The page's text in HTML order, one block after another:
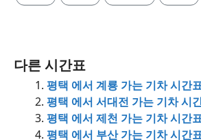
다른 시간표
평택 에서 계룡 가는 기차 시간
평택 에서 서대전 가는 기차 시
평택 에서 제천 가는 기차 시간
평택 에서 부산 가는 기차 시간